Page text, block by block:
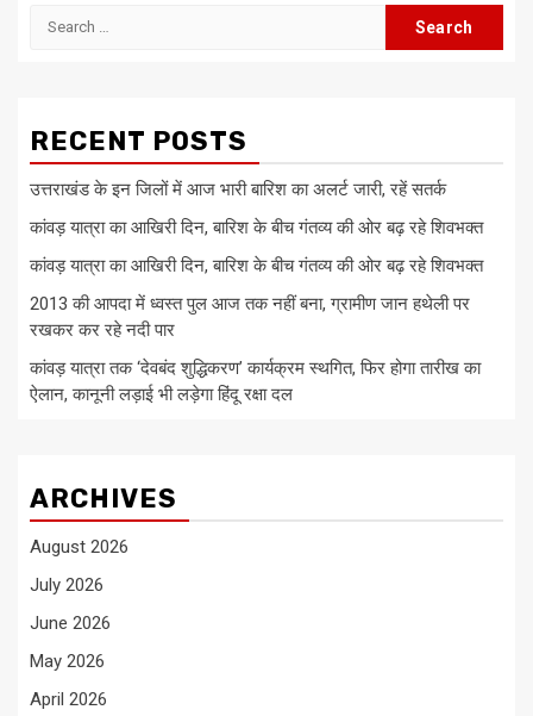
Search
RECENT POSTS
उत्तराखंड के इन जिलों में आज भारी बारिश का अलर्ट जारी, रहें सतर्क
कांवड़ यात्रा का आखिरी दिन, बारिश के बीच गंतव्य की ओर बढ़ रहे शिवभक्त
कांवड़ यात्रा का आखिरी दिन, बारिश के बीच गंतव्य की ओर बढ़ रहे शिवभक्त
2013 की आपदा में ध्वस्त पुल आज तक नहीं बना, ग्रामीण जान हथेली पर
रखकर कर रहे नदी पार
कांवड़ यात्रा तक ‘देवबंद शुद्धिकरण’ कार्यक्रम स्थगित, फिर होगा तारीख का
ऐलान, कानूनी लड़ाई भी लड़ेगा हिंदू रक्षा दल
ARCHIVES
August 2026
July 2026
June 2026
May 2026
April 2026